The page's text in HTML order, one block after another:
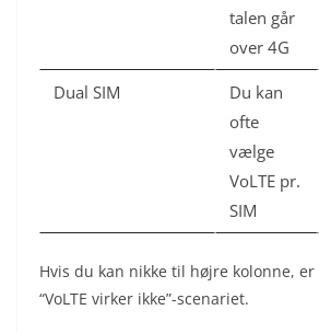
talen går
over 4G
Dual SIM
Du kan
ofte
vælge
VoLTE pr.
SIM
Hvis du kan nikke til højre kolonne,
“VoLTE virker ikke”-scenariet.